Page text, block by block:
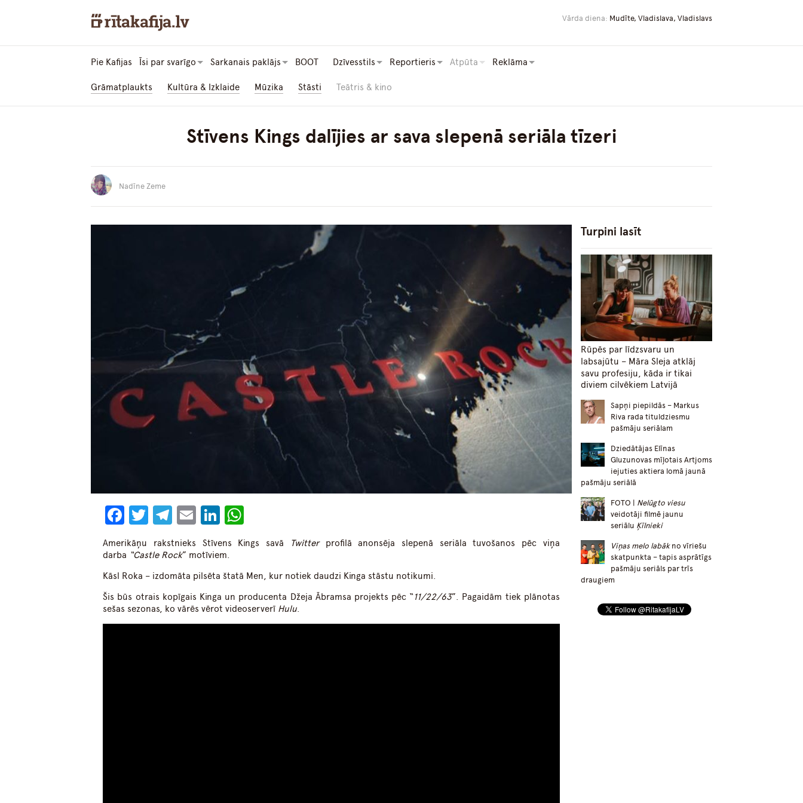
Vārda diena: Mudīte, Vladislava, Vladislavs
Pie Kafijas Īsi par svarīgo Sarkanais paklājs BOOT Dzīvesstils Reportieris Atpūta Reklāma
Grāmatplaukts Kultūra & Izklaide Mūzika Stāsti Teātris & kino
Stīvens Kings dalījies ar sava slepenā seriāla tīzeri
Nadīne Zeme
Facebook
Twitter
Telegram
EmailLinkedIn
Amerikāņu rakstnieks Stīvens Kings savā Twitterprofilā anonsēja slepenā seriāla tuvošanos pēc viņa
darba “Castle Rock” motīviem.
Kāsl Roka – izdomāta pilsēta štatā Men, kur notiek daudzi Kinga stāstu notikumi.
Šis būs otrais kopīgais Kinga un producenta Džeja Ābramsa projekts pēc “11/22/63”. Pagaidām tiek plānotas
sešas sezonas, ko vārēs vērot videoserverī Hulu.
Turpini lasīt
Rūpēs par līdzsvaru un
labsajūtu – Māra Sleja atklāj
savu profesiju, kāda ir tikai
diviem cilvēkiem Latvijā
Sapņi piepildās – Markus
Riva rada tituldziesmu
pašmāju seriālam
Dziedātājas Elīnas
Gluzunovas mīļotais Artjoms
iejuties aktiera lomā jaunā
pašmāju seriālā
FOTO | Nelūgto viesu
veidotāji filmē jaunu
seriālu Ķīlnieki
Viņas melo labākno vīriešu
skatpunkta – tapis asprātīgs
pašmāju seriāls par trīs
draugiem